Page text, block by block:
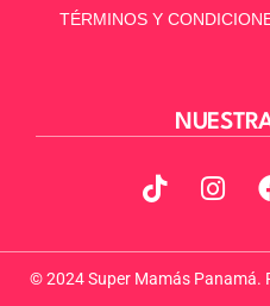
TÉRMINOS Y
© 2024 Super Mamás Panamá.